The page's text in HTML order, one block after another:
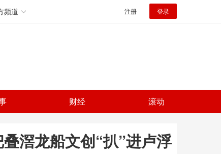
频道 注册 登录
财经 滚动
滘龙船文创“扒”进卢浮